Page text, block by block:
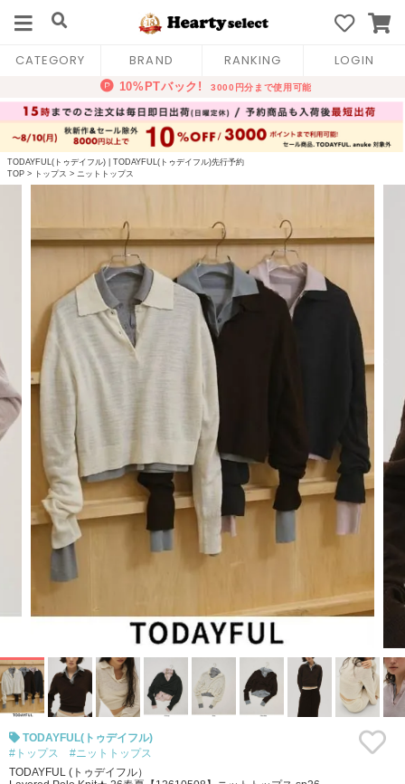
CATEGORY BRAND RANKING LOGIN
TODAYFUL(トゥデイフル)
TODAYFUL(トゥデイフル)先行予約
TOP > トップス > ニットトップス
TODAYFUL(トゥデイフル)
#トップス
#ニットトップス
TODAYFUL (トゥデイフル）